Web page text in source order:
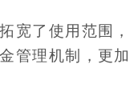
宽了使用范围，
管理机制，更加